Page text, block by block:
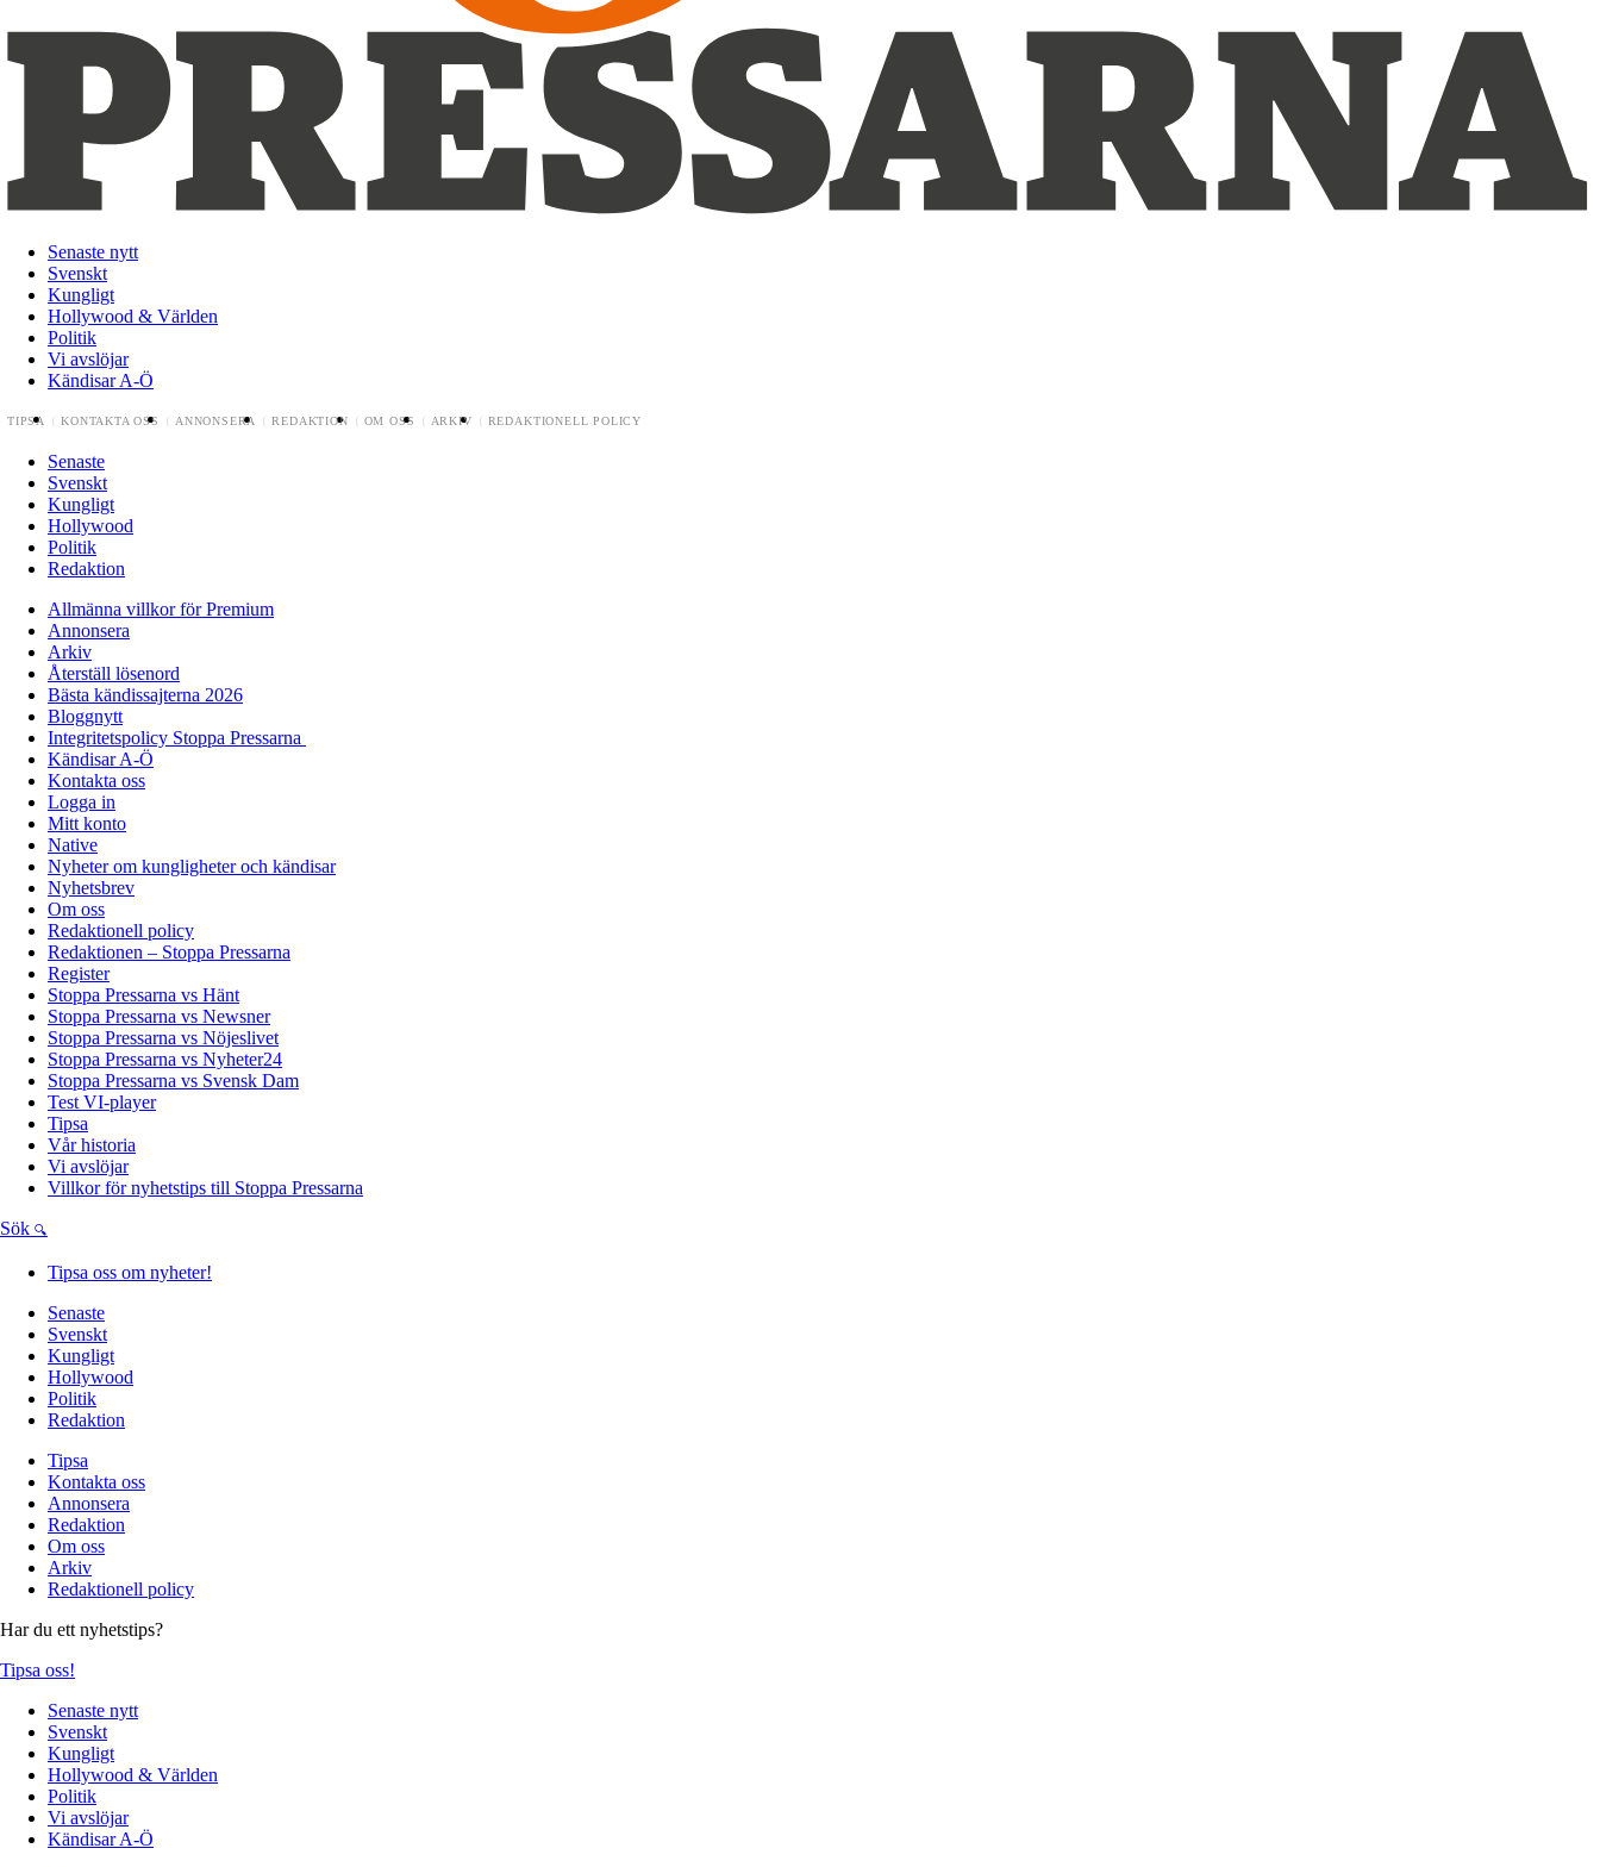
Senaste nytt
Svenskt
Kungligt
Hollywood & Världen
Politik
Vi avslöjar
Kändisar A-Ö
TIPSA KONTAKTA OSS ANNONSERA REDAKTION OM OSS ARKIV REDAKTIONELL POLICY
Senaste
Svenskt
Kungligt
Hollywood
Politik
Redaktion
Allmänna villkor för Premium
Annonsera
Arkiv
Återställ lösenord
Bästa kändissajterna 2026
Bloggnytt
Integritetspolicy Stoppa Pressarna
Kändisar A-Ö
Kontakta oss
Logga in
Mitt konto
Native
Nyheter om kungligheter och kändisar
Nyhetsbrev
Om oss
Redaktionell policy
Redaktionen – Stoppa Pressarna
Register
Stoppa Pressarna vs Hänt
Stoppa Pressarna vs Newsner
Stoppa Pressarna vs Nöjeslivet
Stoppa Pressarna vs Nyheter24
Stoppa Pressarna vs Svensk Dam
Test VI-player
Tipsa
Vår historia
Vi avslöjar
Villkor för nyhetstips till Stoppa Pressarna
Sök
Tipsa oss om nyheter!
Senaste
Svenskt
Kungligt
Hollywood
Politik
Redaktion
Tipsa
Kontakta oss
Annonsera
Redaktion
Om oss
Arkiv
Redaktionell policy
Har du ett nyhetstips?
Tipsa oss!
Senaste nytt
Svenskt
Kungligt
Hollywood & Världen
Politik
Vi avslöjar
Kändisar A-Ö